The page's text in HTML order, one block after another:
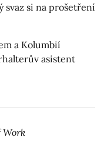
svaz si na prošetření
a Kolumbií
asistent
Work